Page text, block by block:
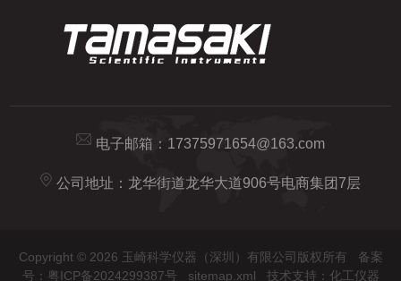
电子邮箱： 17375971654@163.com
公司地址：龙华街道龙华大道906号电商集团7层
Copyright © 2026 玉崎科学仪器（深圳）有限公司版权所有 备案
号：粤ICP备2024299387号
sitemap.xml 技术支持： 化工仪器